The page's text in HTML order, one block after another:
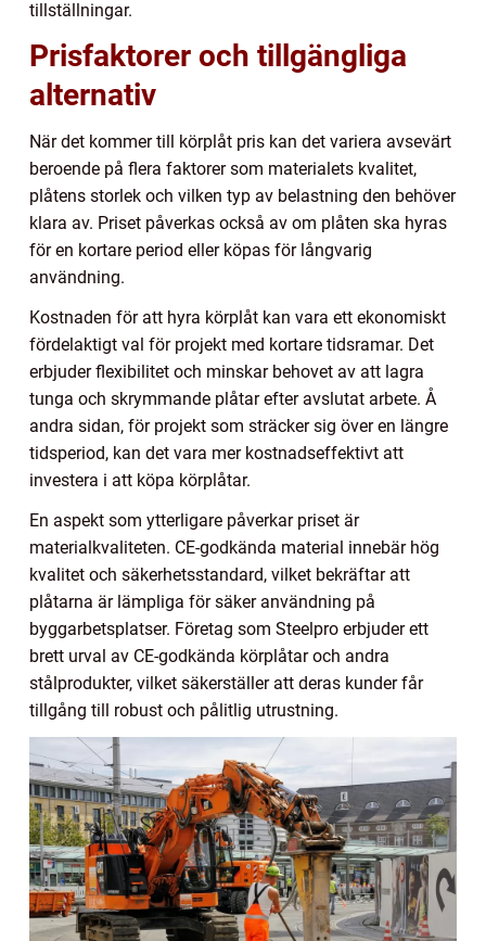
tillställningar.
Prisfaktorer och tillgängliga
alternativ
När det kommer till körplåt pris kan det variera avsevärt
beroende på flera faktorer som materialets kvalitet,
plåtens storlek och vilken typ av belastning den behöver
klara av. Priset påverkas också av om plåten ska hyras
för en kortare period eller köpas för långvarig
användning.
Kostnaden för att hyra körplåt kan vara ett ekonomiskt
fördelaktigt val för projekt med kortare tidsramar. Det
erbjuder flexibilitet och minskar behovet av att lagra
tunga och skrymmande plåtar efter avslutat arbete. Å
andra sidan, för projekt som sträcker sig över en längre
tidsperiod, kan det vara mer kostnadseffektivt att
investera i att köpa körplåtar.
En aspekt som ytterligare påverkar priset är
materialkvaliteten. CE-godkända material innebär hög
kvalitet och säkerhetsstandard, vilket bekräftar att
plåtarna är lämpliga för säker användning på
byggarbetsplatser. Företag som Steelpro erbjuder ett
brett urval av CE-godkända körplåtar och andra
stålprodukter, vilket säkerställer att deras kunder får
tillgång till robust och pålitlig utrustning.